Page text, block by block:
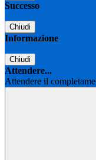
Successo
Chiudi
Informazione
Chiudi
Attendere...
Attendere il